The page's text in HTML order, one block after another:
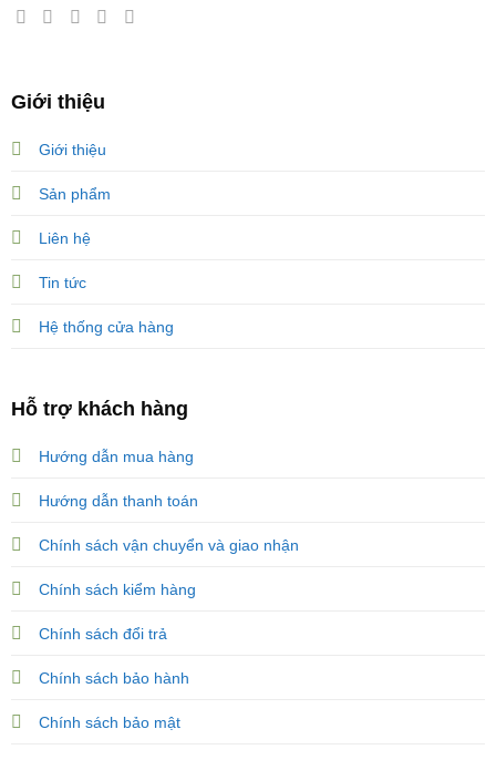
Giới thiệu
Giới thiệu
Sản phẩm
Liên hệ
Tin tức
Hệ thống cửa hàng
Hỗ trợ khách hàng
Hướng dẫn mua hàng
Hướng dẫn thanh toán
Chính sách vận chuyển và giao nhận
Chính sách kiểm hàng
Chính sách đổi trả
Chính sách bảo hành
Chính sách bảo mật